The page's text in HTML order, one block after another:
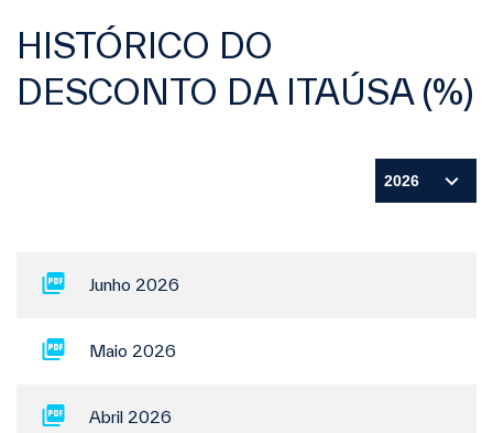
HISTÓRICO DO
DESCONTO DA ITAÚSA (%)
Junho 2026
Maio 2026
Abril 2026